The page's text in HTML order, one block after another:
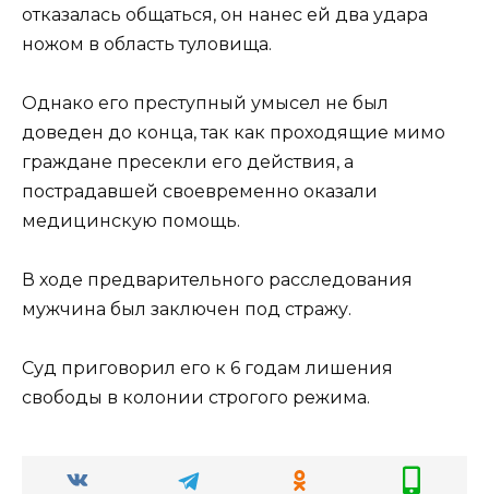
отказалась общаться, он нанес ей два удара
ножом в область туловища.
Однако его преступный умысел не был
доведен до конца, так как проходящие мимо
граждане пресекли его действия, а
пострадавшей своевременно оказали
медицинскую помощь.
В ходе предварительного расследования
мужчина был заключен под стражу.
Суд приговорил его к 6 годам лишения
свободы в колонии строгого режима.